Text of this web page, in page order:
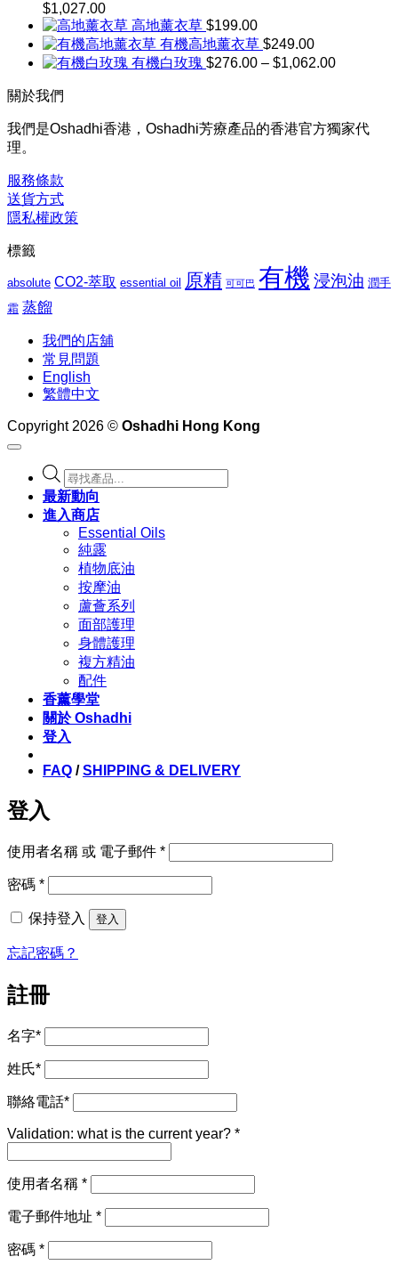
$1,027.00價
格
範
圍：
高地薰衣草 $199.00
有機高地薰衣草 $249.00
有機白玫瑰 $276.00 – $1,062.00價
圍：
$276.00
關於我們
我們是Oshadhi香港，Oshadhi芳療產品的香港官方獨家代
理。
服務條款
送貨方式
隱私權政策
標籤
absolute CO2-萃取 essential oil 原精 可可巴 有機 浸泡油 潤手
霜 蒸餾
我們的店舖
常見問題
English
繁體中文
Copyright 2026 © Oshadhi Hong Kong
Products
search
最新動向
進入商店
Essential Oils
純露
植物底油
按摩油
蘆薈系列
面部護理
身體護理
複方精油
配件
香薰學堂
關於 Oshadhi
登入
FAQ /SHIPPING & DELIVERY
登入
使用者名稱 或 電子郵件 *必
密碼 *必
保持登入
登入
忘記密碼？
註冊
名字*
姓氏*
聯絡電話*
Validation: what is the current year? *
使用者名稱 *必
電子郵件地址 *必
密碼 *必